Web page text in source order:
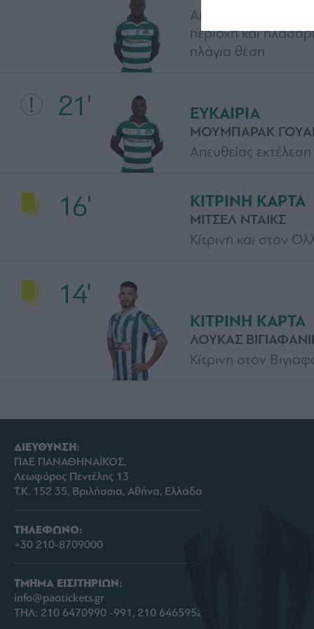
14'
ΚΙΤΡΙΝΗ ΚΑΡΤΑ
ΛΟΥΚΑΣ
Κίτρινη στον
16' ΚΙΤΡΙΝΗ ΚΑΡΤΑ
ΜΙΤΣΕΛ ΝΤΑΙΚΣ
Κίτρινη και στον
21' ΕΥΚΑΙΡΙΑ
ΜΟΥΜΠΑΡΑΚ
Απευθείας
Από πάσα του
περιοχή και
πλάγια θέση
ΔΙΕΥΘΥΝΣΗ:
ΠΑΕ ΠΑΝΑΘΗΝΑΪΚΟΣ,
Λεωφόρος Πεντέλης 13
Τ.Κ. 152 35, Βριλήσσια, Αθήνα, Ελλάδα
ΤΗΛΕΦΩΝΟ:
+30 210-8709000
ΤΜΗΜΑ ΕΙΣΙΤΗΡΙΩΝ:
info@paotickets.gr
ΤΗΛ: 210 6470990 -991, 210 6465952